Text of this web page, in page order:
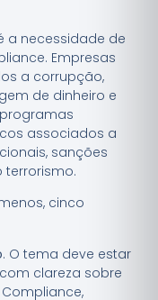
a necessidade de
Empresas
a corrupção,
de dinheiro e
associados a
sanções
terrorismo.
cinco
. O tema deve estar
clareza sobre